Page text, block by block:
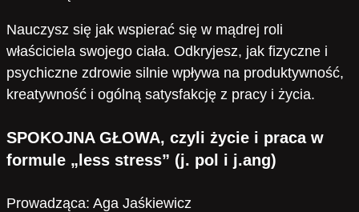
Nauczysz się jak wspierać się w mądrej roli
właściciela swojego ciała. Odkryjesz, jak fizyczne i
psychiczne zdrowie silnie wpływa na produktywność,
kreatywność i ogólną satysfakcję z pracy i życia.
SPOKOJNA GŁOWA, czyli życie i praca w
formule „less stress” (j. pol i j.ang)
Prowadząca: Aga Jaśkiewicz